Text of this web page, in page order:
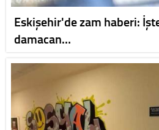
Eskişehir'de zam haberi:
damacan…